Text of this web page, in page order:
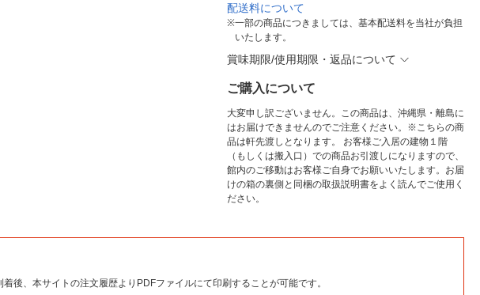
配送料について
※一部の商品につきましては、基本配送料を当社が負担
いたします。
賞味期限/使用期限・返品について
ご購入について
大変申し訳ございません。この商品は、沖縄県・離島に
はお届けできませんのでご注意ください。※こちらの商
品は軒先渡しとなります。 お客様ご入居の建物１階
（もしくは搬入口）での商品お引渡しになりますので、
館内のご移動はお客様ご自身でお願いいたします。お届
けの箱の裏側と同梱の取扱説明書をよく読んでご使用く
ださい。
後、本サイトの注文履歴よりPDFファイルにて印刷することが可能です。